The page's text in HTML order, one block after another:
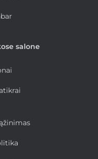
salone